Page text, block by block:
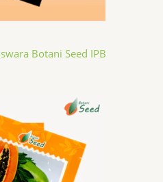
Botani Seed IPB